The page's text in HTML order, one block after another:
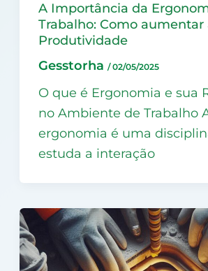
A Importância da
Trabalho: Como aumentar
Produtividade
Gesstorha /02/05/2025
O que é Ergonomia e sua
no Ambiente de Trabalho
ergonomia é uma
estuda a interação